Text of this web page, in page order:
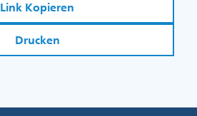
Link Kopieren
Drucken